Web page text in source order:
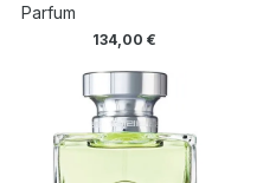
Parfum
134,00€